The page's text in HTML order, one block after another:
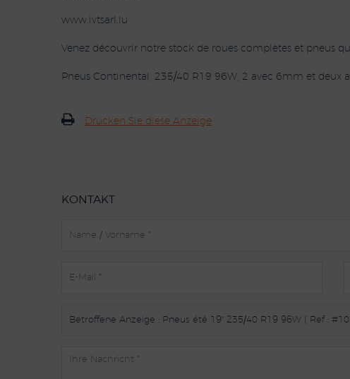
www.ivtsarl.lu
Venez découvrir notre stock de roues complètes et pneus
Pneus Continental, 235/40 R19 96W, 2 avec 6mm et deux
Drucken Sie diese Anzeige
KONTAKT